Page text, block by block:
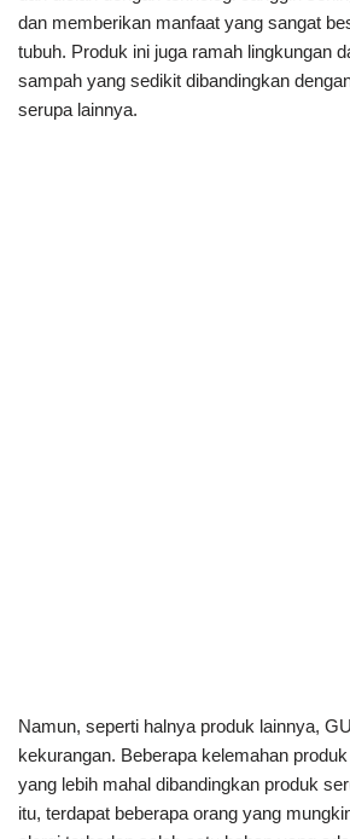
dan memberikan manfaat yang sangat
tubuh. Produk ini juga ramah lingkungan
sampah yang sedikit dibandingkan
serupa lainnya.
Namun, seperti halnya produk lainnya,
kekurangan. Beberapa kelemahan
yang lebih mahal dibandingkan produk
itu, terdapat beberapa orang yang